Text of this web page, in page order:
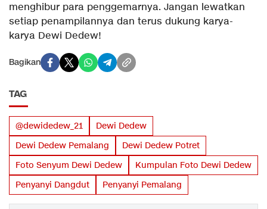
menghibur para penggemarnya. Jangan lewatkan
setiap penampilannya dan terus dukung karya-
karya Dewi Dedew!
Bagikan
TAG
@dewidedew_21
Dewi Dedew
Dewi Dedew Pemalang
Dewi Dedew Potret
Foto Senyum Dewi Dedew
Kumpulan Foto Dewi Dedew
Penyanyi Dangdut
Penyanyi Pemalang